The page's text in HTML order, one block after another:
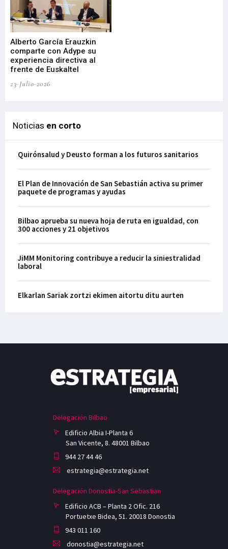
Alberto García Erauzkin
comparte con Adype su
experiencia directiva al
frente de Euskaltel
23-Julio-2026
Noticias en corto
Quirónsalud y Deusto forman a los futuros sanitarios
El Plan de Innovación de San Sebastián activa su primer
paquete de programas y ayudas
Bilbao aprueba su nueva hoja de ruta en igualdad, con
300 acciones y 21 objetivos
JiMM Monitoring contribuye a reducir la siniestralidad
laboral
Elkarlan Sariak zortzi ekimen aitortu ditu aurten
Delegación Bilbao
Edificio Albia I-Planta 6
San Vicente, 8. 48001 Bilbao
944 27 44 46
estrategia@estrategia.net
Delegación Donostia-San Sebastian
Edificio ACB – Planta 2 Ofic. 216
Portuetxe Bidea, 51. 20018 Donostia
943 011 160
donostia@estrategia.net